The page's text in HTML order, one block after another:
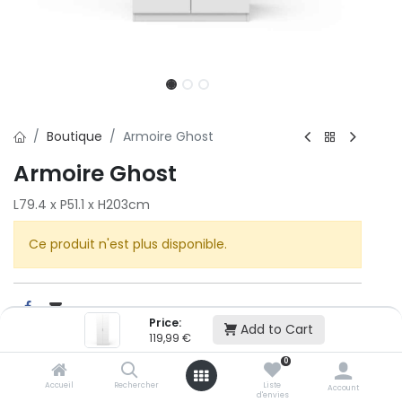
Price:
119,99 € Add to Cart
Accueil Rechercher
0
Liste
d'envies
Account
Boutique Armoire Ghost
Armoire Ghost
L79.4 x P51.1 x H203cm
Ce produit n'est plus disponible.
Cet article n'est plus disponible.